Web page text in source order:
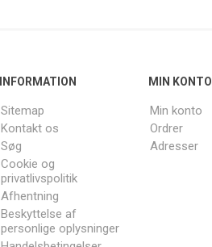
INFORMATION
Sitemap
Kontakt os
Søg
Cookie og
privatlivspolitik
Afhentning
Beskyttelse af
personlige oplysninger
MIN KONTO
Min konto
Ordrer
Adresser